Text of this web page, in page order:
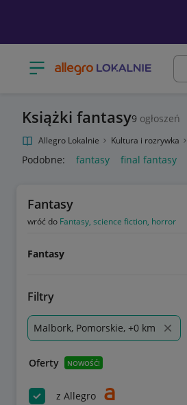
Otwórz menu z kategoriami
Książki fantasy9 ogłoszeń
Allegro Lokalnie Kultura i rozrywka
Podobne: fantasy final fantasy
Fantasy
wróć do Fantasy, science fiction, horror
Fantasy
Filtry
Malbork, Pomorskie, +0 km
Oferty NOWOŚĆ!
z Allegro